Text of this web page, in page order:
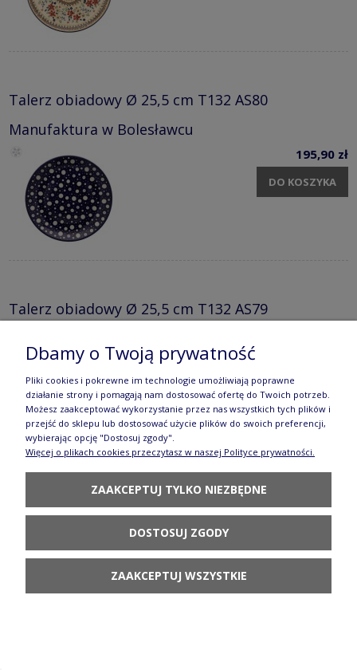
Talerz obiadowy Ø 25,5 cm T132 AS80
Manufaktura w Bolesławcu
195,90 zł
DO KOSZYKA
Talerz obiadowy Ø 25,5 cm T132 AS79
DO KOSZYKA
Talerz śniadaniowy Ø 21,5 cm T134 AS80
Manufaktura w Bolesławcu
Dbamy o Twoją prywatność
Pliki cookies i pokrewne im technologie umożliwiają poprawne
działanie strony i pomagają nam dostosować ofertę do Twoich potrzeb.
Możesz zaakceptować wykorzystanie przez nas wszystkich tych plików i
przejść do sklepu lub dostosować użycie plików do swoich preferencji,
wybierając opcję "Dostosuj zgody".
Więcej o plikach cookies przeczytasz w naszej Polityce prywatności.
ZAAKCEPTUJ TYLKO NIEZBĘDNE
DOSTOSUJ ZGODY
ZAAKCEPTUJ WSZYSTKIE